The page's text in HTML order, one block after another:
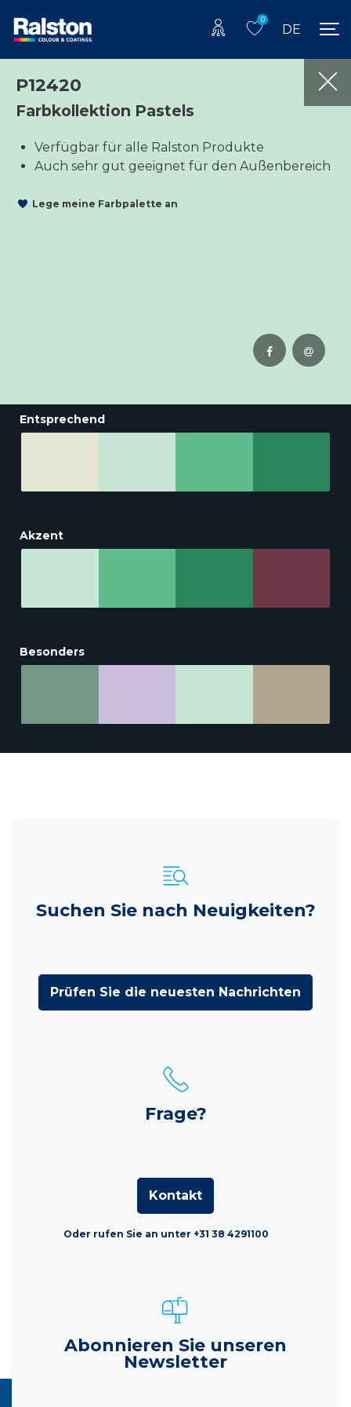
0
DE
P12420
Farbkollektion Pastels
Verfügbar für alle Ralston Produkte
Auch sehr gut geeignet für den Außenbereich
Lege meine Farbpalette an
Entsprechend
Akzent
Besonders
Suchen Sie nach Neuigkeiten?
Prüfen Sie die neuesten Nachrichten
Frage?
Kontakt
Oder rufen Sie an unter +31 38 4291100
Abonnieren Sie unseren
Newsletter